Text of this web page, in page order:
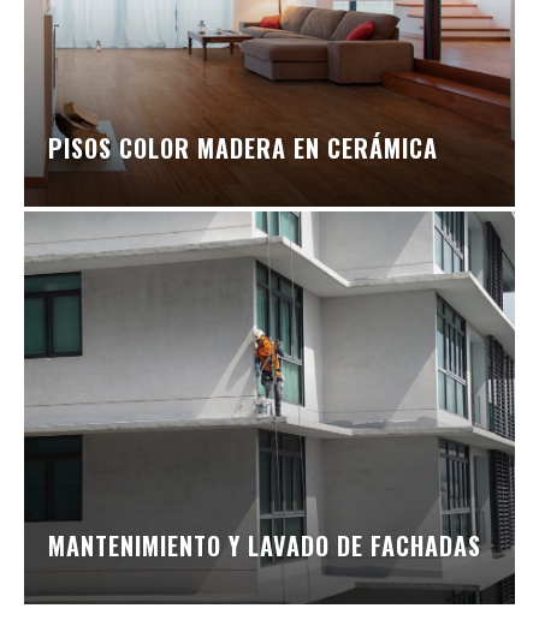
PISOS COLOR MADERA EN CERÁMICA
MANTENIMIENTO Y LAVADO DE FACHADAS